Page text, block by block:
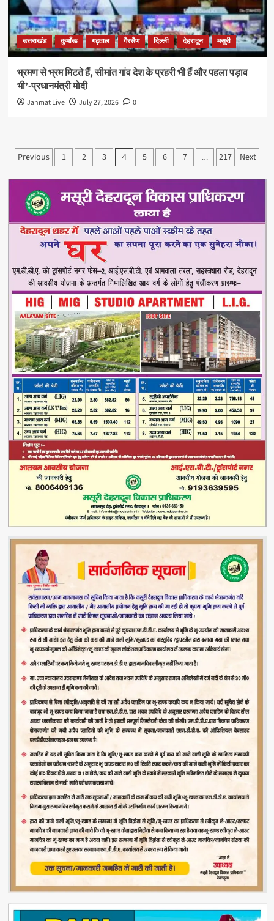
उत्तराखंड कुमाँऊ गढ़वाल गैरसैण दिल्ली देहरादून मसूरी
भ्रमण से भ्रम मिटते हैं, सीमांत गांव देश के प्रहरी भी हैं और पहला पड़ाव
भी’-प्रधानमंत्री मोदी
Janmat Live July 27, 2026 0
Posts
pagination
Previous 1 2 3 4 5 6 7 … 217 Next